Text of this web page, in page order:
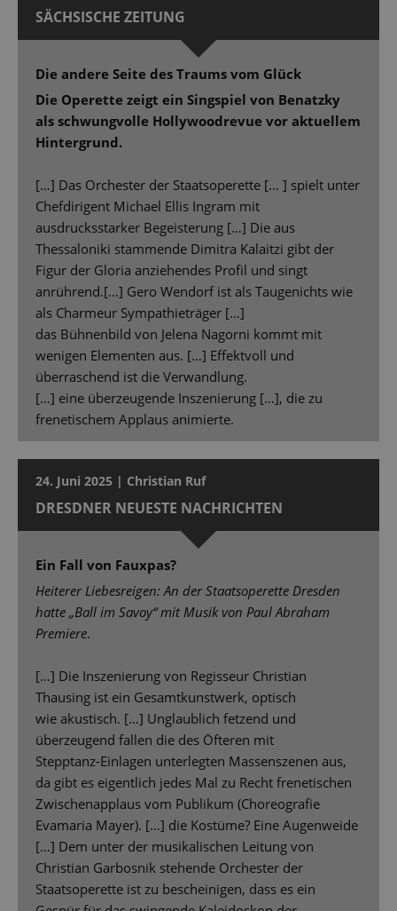
SÄCHSISCHE ZEITUNG
Die andere Seite des Traums vom Glück
Die Operette zeigt ein Singspiel von Benatzky
als schwungvolle Hollywoodrevue vor aktuellem
Hintergrund.
[…] Das Orchester der Staatsoperette [… ] spielt unter
Chefdirigent Michael Ellis Ingram mit
ausdrucksstarker Begeisterung […] Die aus
Thessaloniki stammende Dimitra Kalaitzi gibt der
Figur der Gloria anziehendes Profil und singt
anrührend.[…] Gero Wendorf ist als Taugenichts wie
als Charmeur Sympathieträger […]
das Bühnenbild von Jelena Nagorni kommt mit
wenigen Elementen aus. […] Effektvoll und
überraschend ist die Verwandlung.
[…] eine überzeugende Inszenierung […], die zu
frenetischem Applaus animierte.
24. Juni 2025 | Christian Ruf
DRESDNER NEUESTE NACHRICHTEN
Ein Fall von Fauxpas?
Heiterer Liebesreigen: An der Staatsoperette Dresden
hatte „Ball im Savoy“ mit Musik von Paul Abraham
Premiere.
[…] Die Inszenierung von Regisseur Christian
Thausing ist ein Gesamtkunstwerk, optisch
wie akustisch. […] Unglaublich fetzend und
überzeugend fallen die des Öfteren mit
Stepptanz-Einlagen unterlegten Massenszenen aus,
da gibt es eigentlich jedes Mal zu Recht frenetischen
Zwischenapplaus vom Publikum (Choreografie
Evamaria Mayer). […] die Kostüme? Eine Augenweide
[…] Dem unter der musikalischen Leitung von
Christian Garbosnik stehende Orchester der
Staatsoperette ist zu bescheinigen, dass es ein